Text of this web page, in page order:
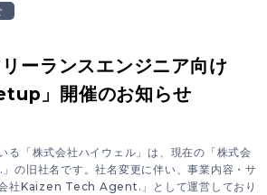
ーランスエンジニア向け
」開催のお知らせ
る「株式会社ハイウェル」は、現在の「株式会
旧社名です。社名変更に伴い、事業内容・サ
社Kaizen Tech Agent.」として運営しており